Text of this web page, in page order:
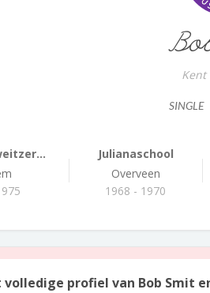
Kent
SINGLE
Julianaschool
Overveen
1968 - 1970
profiel van Bob Smit